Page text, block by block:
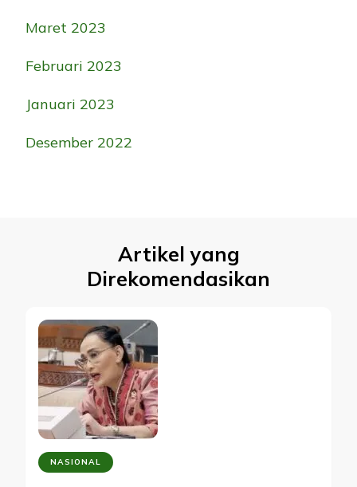
Maret 2023
Februari 2023
Januari 2023
Desember 2022
Artikel yang
Direkomendasikan
NASIONAL